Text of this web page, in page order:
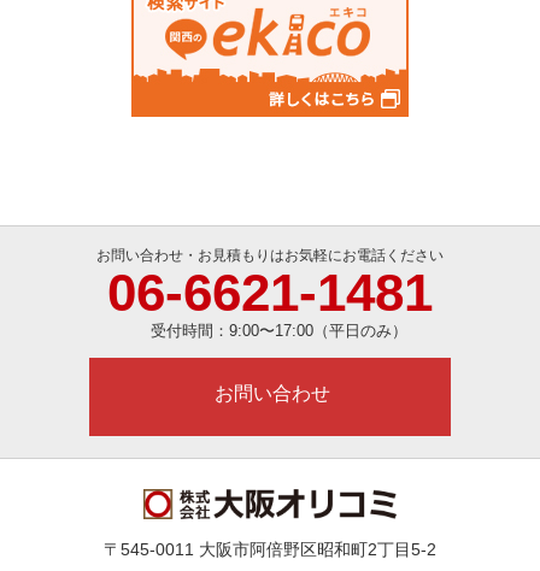
お問い合わせ・お見積もりはお気軽にお電話ください
06-6621-1481
受付時間： 9:00〜17:00（平日のみ）
お問い合わせ
〒545-0011 大阪市阿倍野区昭和町2丁目5-2